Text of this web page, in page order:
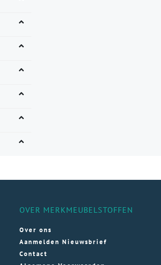
OVER MERKMEUBELSTOFFEN
Over ons
Aanmelden Nieuwsbrief
Contact